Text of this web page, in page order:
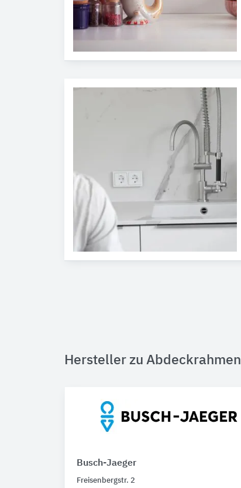
Hersteller zu Abdeckrahmen
Busch-Jaeger
Freisenbergstr. 2